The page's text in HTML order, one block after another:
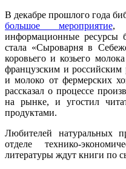
В декабре прошлого года
большое мероприятие,
информационные ресурсы
стала «Сыроварня в
коровьего и козьего
французским и российским
и молоко от фермерских
рассказал о процессе
на рынке, и угостил
продуктами.
Любителей натуральных
отделе технико-
литературы ждут книги по